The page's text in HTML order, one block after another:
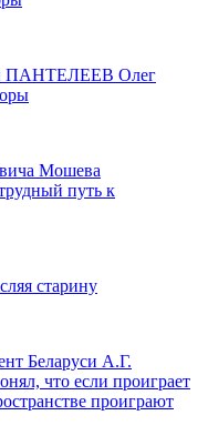
ПАНТЕЛЕЕВ Олег
Мошева
путь к
старину
Беларуси А.Г.
что если проиграет
проиграют